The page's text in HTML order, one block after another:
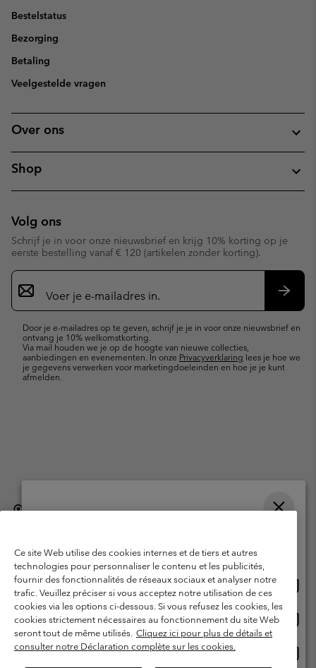
Bestelstatus
Bezorging
Betaling
Veelgestelde vragen
Over ons
Shop
Volg ons
Schrijf je in voor onze nieuwsbrief en krijg 10% korting op je
eerste bestelling vanaf € 120 (artikelen zonder korting).
Aanmelden
voor
e-
Door je e-mailadres op te geven, schrijf je je in voor onze nieuwsbrief en
ontvang je 10% welkomstkorting.
Via mail houden we je op de hoogte van nieuwe collecties,
aanbiedingen en evenementen. In onze Privacyverklaring lees je hoe we
je gegevens verwerken voor marketingdoeleinden en hoe je je kunt
afmelden.
België (Nederlands) | English ›| français ›
Gebruiksvoorwaarden
Verkoopvoorwaarden
Garantie
Privacybeleid
Gebruiksvoorwaarden voor lidmaatschap
Voorwaarden voor door gebruikers gegenereerde inhoud
Impressum
Cookies
Ce site Web utilise des cookies internes et de tiers et autres
technologies pour personnaliser le contenu et les publicités,
fournir des fonctionnalités de réseaux sociaux et analyser notre
trafic. Veuillez préciser si vous acceptez notre utilisation de ces
cookies via les options ci-dessous. Si vous refusez les cookies, les
cookies strictement nécessaires au fonctionnement du site Web
seront tout de même utilisés. Cliquez ici pour plus de détails et
consulter notre Déclaration complète sur les cookies.
Online shoppen beschikbaar
United States
Belgium-English
Belgium-Français